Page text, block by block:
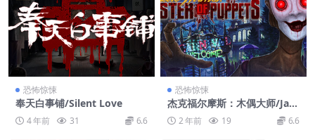
恐怖惊悚
奉天白事铺/Silent Love
4 年前 31 6.6
恐怖惊悚
杰克福尔摩斯：木偶大师/Jac
k Holmes : Master of Pupp
ets2 年前 19 6.6